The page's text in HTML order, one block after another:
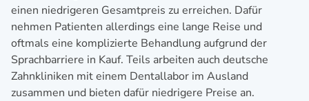
einen niedrigeren Gesamtpreis zu erreichen. Dafür
nehmen Patienten allerdings eine lange Reise und
oftmals eine komplizierte Behandlung aufgrund der
Sprachbarriere in Kauf. Teils arbeiten auch deutsche
Zahnkliniken mit einem Dentallabor im Ausland
zusammen und bieten dafür niedrigere Preise an.